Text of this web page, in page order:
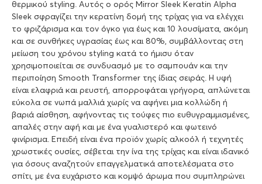
θερμικού styling. Αυτός ο ορός Mirror Sleek Keratin Alpha
Sleek σφραγίζει την κερατίνη δομή της τρίχας για να ελέγχει
το φριζάρισμα και τον όγκο για έως και 10 λουσίματα, ακόμη
και σε συνθήκες υγρασίας έως και 80%, συμβάλλοντας στη
μείωση του χρόνου styling κατά το ήμισυ όταν
χρησιμοποιείται σε συνδυασμό με το σαμπουάν και την
περιποίηση Smooth Transformer της ίδιας σειράς. Η υφή
είναι ελαφριά και ρευστή, απορροφάται γρήγορα, απλώνεται
εύκολα σε νωπά μαλλιά χωρίς να αφήνει μια κολλώδη ή
βαριά αίσθηση, αφήνοντας τις τούφες πιο ευθυγραμμισμένες,
απαλές στην αφή και με ένα γυαλιστερό και φωτεινό
φινίρισμα. Επειδή είναι ένα προϊόν χωρίς αλκοόλ ή τεχνητές
χρωστικές ουσίες, σέβεται την ίνα της τρίχας και είναι ιδανικό
για όσους αναζητούν επαγγελματικά αποτελέσματα στο
σπίτι, με ένα ευχάριστο και κομψό άρωμα που συμπληρώνει